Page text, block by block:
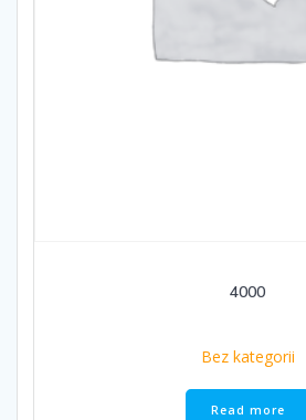
4000
Bez kategorii
Read more